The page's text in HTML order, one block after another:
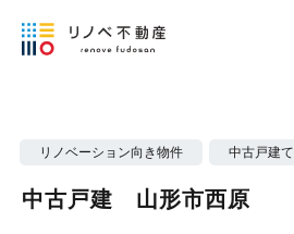
リノベーション向き物件 中古戸建て
中古戸建 山形市西原